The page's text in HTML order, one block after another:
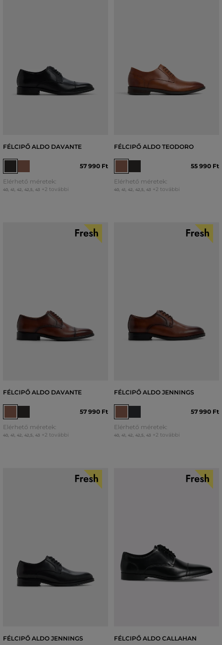
FÉLCIPŐ ALDO DAVANTE
57 990 Ft
Elérhető méretek:
40, 41 42 42,5 43 +2 további
FÉLCIPŐ ALDO TEODORO
55 990 Ft
Elérhető méretek:
40, 41 42 42,5 43 +2 további
FÉLCIPŐ ALDO DAVANTE
57 990 Ft
Elérhető méretek:
40, 41 42 42,5 43 +2 további
FÉLCIPŐ ALDO JENNINGS
57 990 Ft
Elérhető méretek:
40, 41 42 42,5 43 +2 további
FÉLCIPŐ ALDO JENNINGS FÉLCIPŐ ALDO CALLAHAN